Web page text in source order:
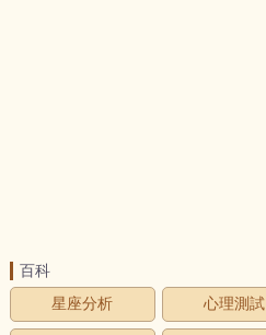
百科
星座分析
心理測試